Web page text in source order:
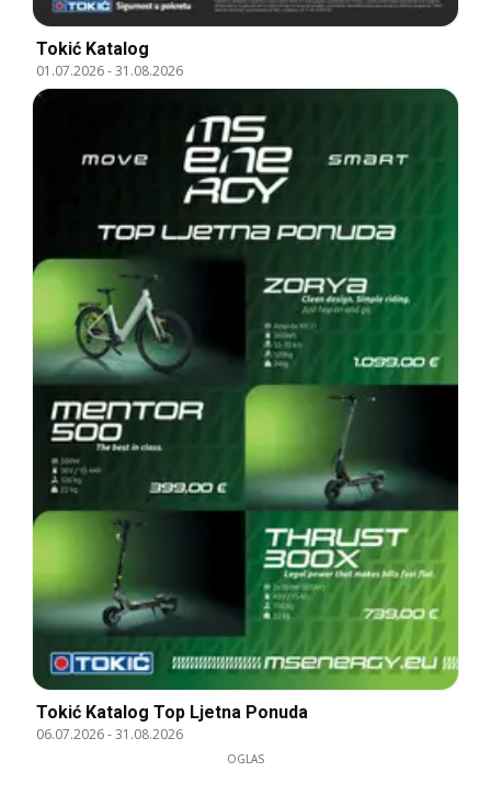
Tokić Katalog
01.07.2026-31.08.2026
Tokić Katalog Top Ljetna Ponuda
06.07.2026-31.08.2026
OGLAS